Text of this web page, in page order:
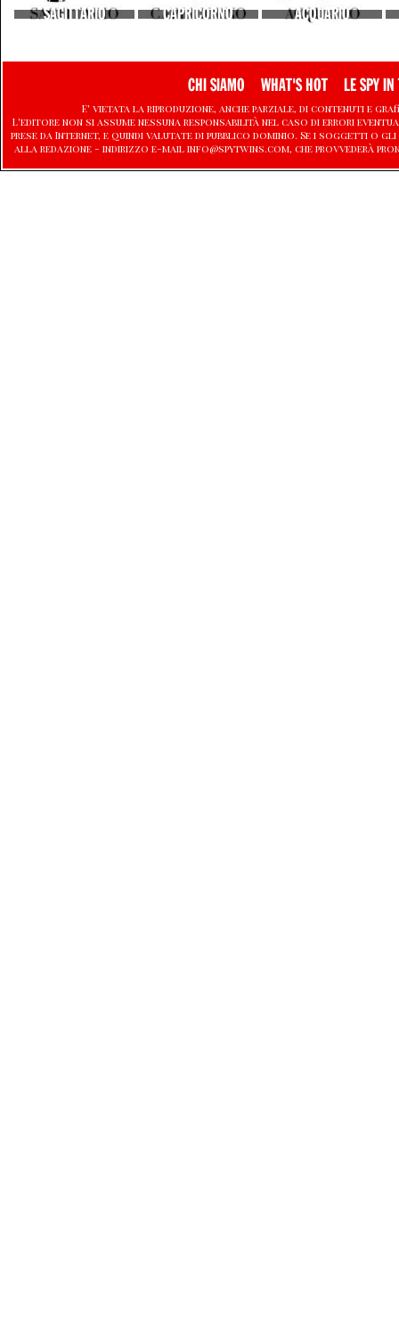
SAGITTARIO CAPRICORNO ACQUARIO
CHI SIAMO WHAT'S HOT LE SPY IN
E' vietata la riproduzione, anche parziale, di contenuti e
L'editore non si assume nessuna responsabilità nel caso di errori
prese da Internet, e quindi valutate di pubblico dominio. Se i soggetti
alla redazione - indirizzo e-mail info@spytwins.com, che provvederà